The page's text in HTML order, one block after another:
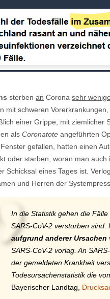
sterben an Corona sehr wenige
mit schweren
einer Grippe, mit ziemlicher
als Coronatote angeführten
gefallen, hatten einen
oder starben, woran man
Schicksal eines Tages ist.
und Herren der
In die Statistik gehen die Fälle
SARS-CoV-2 verstorben
aufgrund anderer Ursachen
SARS-CoV-2 vorlag. An
der gemeldeten Krankheit
Todesursachenstatistik die
Bayerischer Landtag,